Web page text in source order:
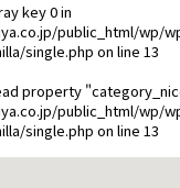
key 0 in
public_html/wp/
single.php on line 13
property
public_html/wp/
single.php on line 13